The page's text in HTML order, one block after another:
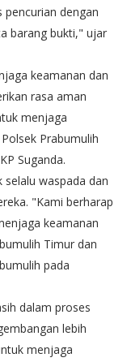
pencurian dengan
barang bukti," ujar
keamanan dan
rasa aman
menjaga
Prabumulih
Suganda.
waspada dan
"Kami berharap
keamanan
Timur dan
pada
dalam proses
lebih
menjaga